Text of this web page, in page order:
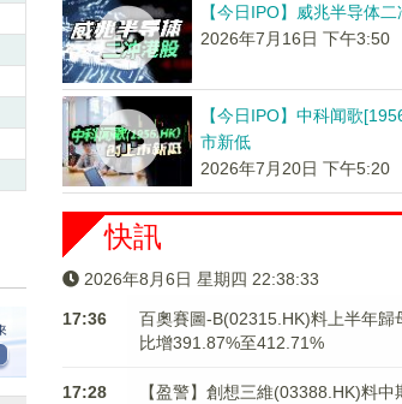
【今日IPO】威兆半导体
2026年7月16日 下午3:50
【今日IPO】中科闻歌
市新低
2026年7月20日 下午5:20
快訊
2026年8月6日 星期四 22:38:33
17:36
百奧賽圖-B(02315.HK)料上半年歸
比增391.87%至412.71%
17:28
【盈警】創想三維(03388.HK)料中